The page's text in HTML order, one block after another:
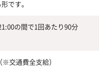
です。
の間で1回あたり90分
※交通費全支給）